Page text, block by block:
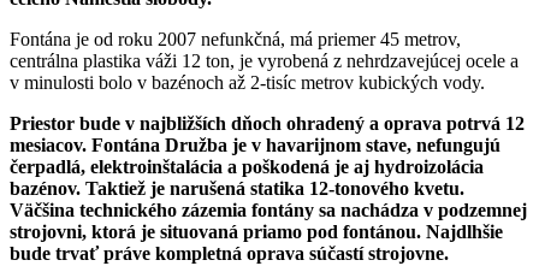
Fontána je od roku 2007 nefunkčná, má priemer 45 metrov,
centrálna plastika váži 12 ton, je vyrobená z nehrdzavejúcej ocele a
v minulosti bolo v bazénoch až 2-tisíc metrov kubických vody.
Priestor bude v najbližších dňoch ohradený a oprava potrvá 12
mesiacov. Fontána Družba je v havarijnom stave, nefungujú
čerpadlá, elektroinštalácia a poškodená je aj hydroizolácia
bazénov. Taktiež je narušená statika 12-tonového kvetu.
Väčšina technického zázemia fontány sa nachádza v podzemnej
strojovni, ktorá je situovaná priamo pod fontánou. Najdlhšie
bude trvať práve kompletná oprava súčastí strojovne.